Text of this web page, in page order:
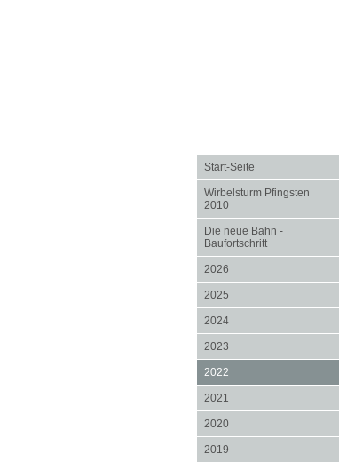
Start-Seite
Wirbelsturm Pfingsten
2010
Die neue Bahn -
Baufortschritt
2026
2025
2024
2023
2022
2021
2020
2019